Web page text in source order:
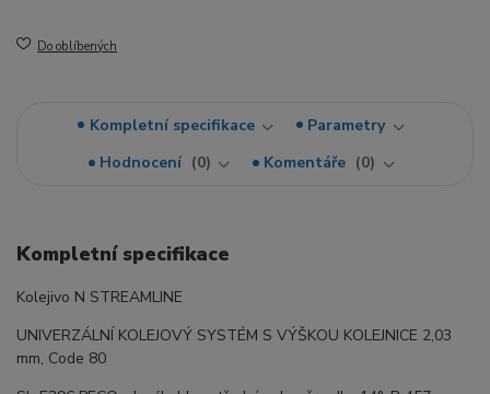
Do oblíbených
Kompletní specifikace
Parametry
Hodnocení
0 Komentáře 0
Kompletní specifikace
Kolejivo N STREAMLINE
UNIVERZÁLNÍ KOLEJOVÝ SYSTÉM S VÝŠKOU KOLEJNICE 2,03
mm, Code 80